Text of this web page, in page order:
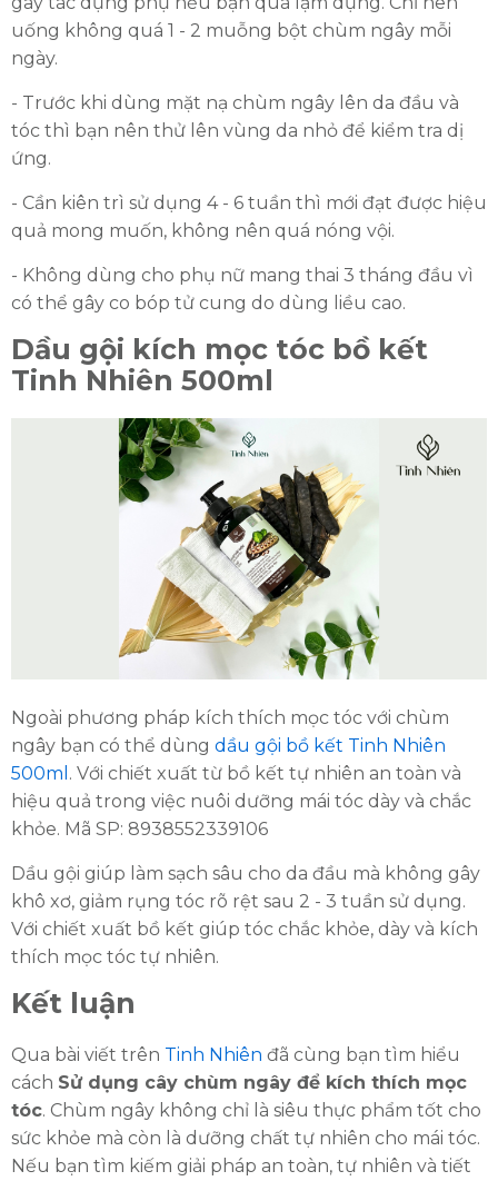
uống không quá 1 - 2 muỗng bột chùm ngây mỗi
ngày.
- Trước khi dùng mặt nạ chùm ngây lên da đầu và
tóc thì bạn nên thử lên vùng da nhỏ để kiểm tra dị
ứng.
- Cần kiên trì sử dụng 4 - 6 tuần thì mới đạt được hiệu
quả mong muốn, không nên quá nóng vội.
- Không dùng cho phụ nữ mang thai 3 tháng đầu vì
có thể gây co bóp tử cung do dùng liều cao.
Dầu gội kích mọc tóc bồ kết
Tinh Nhiên 500ml
Ngoài phương pháp kích thích mọc tóc với chùm
ngây bạn có thể dùng dầu gội bồ kết Tinh Nhiên
500ml . Với chiết xuất từ bồ kết tự nhiên an toàn và
hiệu quả trong việc nuôi dưỡng mái tóc dày và chắc
khỏe. Mã SP: 8938552339106
Dầu gội giúp làm sạch sâu cho da đầu mà không gây
khô xơ, giảm rụng tóc rõ rệt sau 2 - 3 tuần sử dụng.
Với chiết xuất bồ kết giúp tóc chắc khỏe, dày và kích
thích mọc tóc tự nhiên.
Kết luận
Qua bài viết trên Tinh Nhiên đã cùng bạn tìm hiểu
cách Sử dụng cây chùm ngây để kích thích mọc
tóc. Chùm ngây không chỉ là siêu thực phẩm tốt cho
sức khỏe mà còn là dưỡng chất tự nhiên cho mái tóc.
Nếu bạn tìm kiếm giải pháp an toàn, tự nhiên và tiết